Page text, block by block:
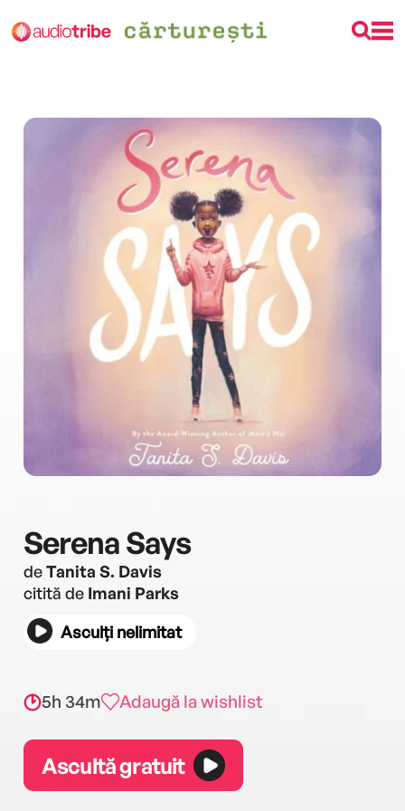
Serena Says
deTanita S. Davis
citită de Imani Parks
Asculți nelimitat
5h 34m Adaugă la wishlist
Ascultă gratuit